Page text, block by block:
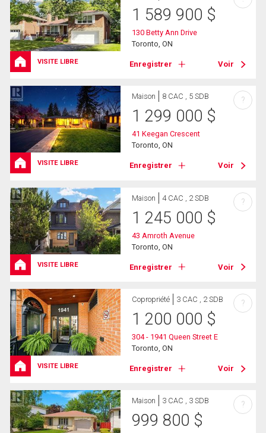
VISITE LIBRE
1 589 900 $
130 Betty Ann Drive
Toronto, ON
Enregistrer Voir
VISITE LIBRE
Maison 8 CAC , 5 SDB
1 299 000 $
41 Keegan Crescent
Toronto, ON
Enregistrer Voir
?
VISITE LIBRE
Maison 4 CAC , 2 SDB
1 245 000 $
43 Amroth Avenue
Toronto, ON
Enregistrer Voir
?
VISITE LIBRE
Copropriété 3 CAC , 2 SDB
1 200 000 $
304 - 1941 Queen Street E
Toronto, ON
Enregistrer Voir
?
Maison 3 CAC , 3 SDB
999 800 $
?